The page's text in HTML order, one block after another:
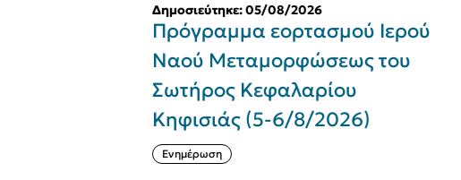
Δημοσιεύτηκε: 05/08/2026
Πρόγραμμα εορτασμού Ιερού
Ναού Μεταμορφώσεως του
Σωτήρος Κεφαλαρίου
Κηφισιάς (5-6/8/2026)
Ενημέρωση